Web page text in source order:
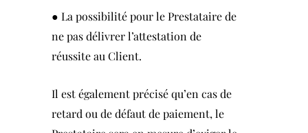
● La possibilité pour le Prestataire de
ne pas délivrer l’attestation de
réussite au Client.
Il est également précisé qu’en cas de
retard ou de défaut de paiement, le